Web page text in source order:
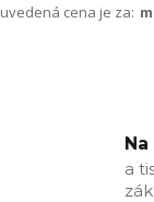
uvedená cena je za:
a